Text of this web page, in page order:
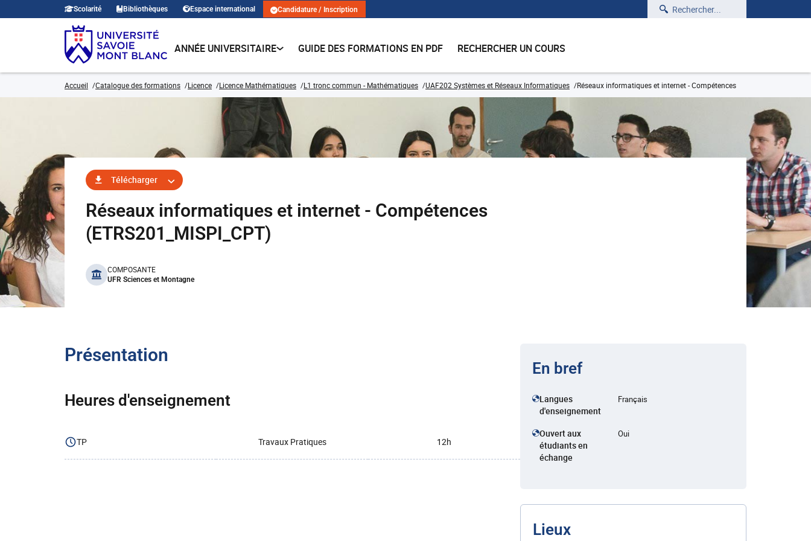
Scolarité Bibliothèques Espace international Candidature / Inscription Rechercher
ANNÉE UNIVERSITAIRE GUIDE DES FORMATIONS EN PDF RECHERCHER UN COURS
Accueil Catalogue des formations Licence Licence Mathématiques L1 tronc commun - Mathématiques UAF202 Systèmes et Réseaux Informatiques Réseaux informatiques et internet - Compétences
Télécharger
Réseaux informatiques et internet - Compétences
(ETRS201_MISPI_CPT)
benefits
COMPOSANTE
UFR Sciences et Montagne
Présentation
Heures d'enseignement
TP Travaux Pratiques 12h
En bref
Langues
d'enseignement
Français
Ouvert aux
étudiants en
échange
Oui
Lieux